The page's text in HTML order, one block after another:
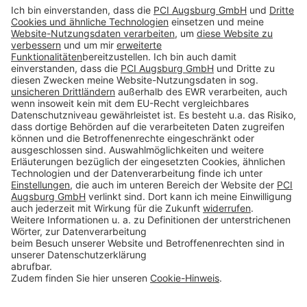
Folge uns auf:
Produkte
Toolbox
Über THOMSIT
Kontakt